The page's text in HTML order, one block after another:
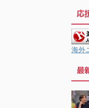
【
【衝
【悲
【最
【
韓
韓国
韓国
韓国
応
海外
最